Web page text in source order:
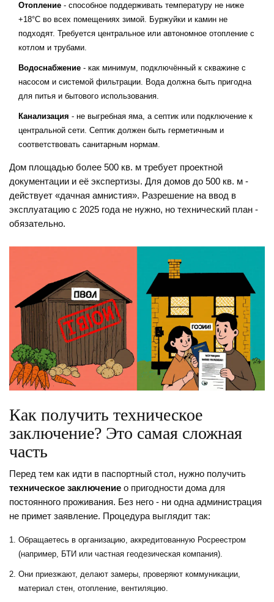
Отопление - способное поддерживать температуру не ниже
+18°C во всех помещениях зимой. Буржуйки и камин не
подходят. Требуется центральное или автономное отопление с
котлом и трубами.
Водоснабжение - как минимум, подключённый к скважине с
насосом и системой фильтрации. Вода должна быть пригодна
для питья и бытового использования.
Канализация - не выгребная яма, а септик или подключение к
центральной сети. Септик должен быть герметичным и
соответствовать санитарным нормам.
Дом площадью более 500 кв. м требует проектной
документации и её экспертизы. Для домов до 500 кв. м -
действует «дачная амнистия». Разрешение на ввод в
эксплуатацию с 2025 года не нужно, но технический план -
обязательно.
Как получить техническое
заключение? Это самая сложная
часть
Перед тем как идти в паспортный стол, нужно получить
техническое заключение о пригодности дома для
постоянного проживания. Без него - ни одна администрация
не примет заявление. Процедура выглядит так:
Обращаетесь в организацию, аккредитованную Росреестром
(например, БТИ или частная геодезическая компания).
Они приезжают, делают замеры, проверяют коммуникации,
материал стен, отопление, вентиляцию.